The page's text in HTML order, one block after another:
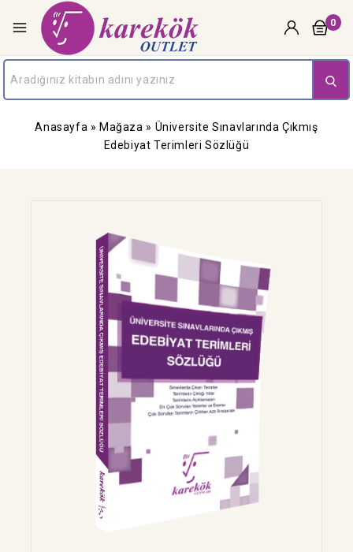
0
Anasayfa » Mağaza » Üniversite Sınavlarında Çıkmış
Edebiyat Terimleri Sözlüğü